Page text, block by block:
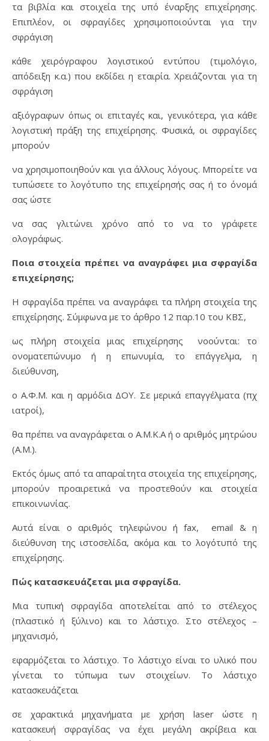
τα βιβλία και στοιχεία της υπό έναρξης επιχείρησης.
Επιπλέον, οι σφραγίδες χρησιμοποιούνται για την
σφράγιση
κάθε χειρόγραφου λογιστικού εντύπου (τιμολόγιο,
απόδειξη κ.α.) που εκδίδει η εταιρία. Χρειάζονται για τη
σφράγιση
αξιόγραφων όπως οι επιταγές και, γενικότερα, για κάθε
λογιστική πράξη της επιχείρησης. Φυσικά, οι σφραγίδες
μπορούν
να χρησιμοποιηθούν και για άλλους λόγους. Μπορείτε να
τυπώσετε το λογότυπο της επιχείρησής σας ή το όνομά
σας ώστε
να σας γλιτώνει χρόνο από το να το γράφετε
ολογράφως.
Ποια στοιχεία πρέπει να αναγράφει μια σφραγίδα
επιχείρησης;
Η σφραγίδα πρέπει να αναγράφει τα πλήρη στοιχεία της
επιχείρησης. Σύμφωνα με το άρθρο 12 παρ.10 του ΚΒΣ,
ως πλήρη στοιχεία μιας επιχείρησης νοούνται: το
ονοματεπώνυμο ή η επωνυμία, το επάγγελμα, η
διεύθυνση,
ο Α.Φ.Μ. και η αρμόδια ΔΟΥ. Σε μερικά επαγγέλματα (πχ
ιατροί),
θα πρέπει να αναγράφεται ο Α.Μ.Κ.Α ή ο αριθμός μητρώου
(Α.Μ.).
Εκτός όμως από τα απαραίτητα στοιχεία της επιχείρησης,
μπορούν προαιρετικά να προστεθούν και στοιχεία
επικοινωνίας.
Αυτά είναι ο αριθμός τηλεφώνου ή fax, email & η
διεύθυνση της ιστοσελίδα, ακόμα και το λογότυπό της
επιχείρησης.
Πώς κατασκευάζεται μια σφραγίδα.
Μια τυπική σφραγίδα αποτελείται από το στέλεχος
(πλαστικό ή ξύλινο) και το λάστιχο. Στο στέλεχος –
μηχανισμό,
εφαρμόζεται το λάστιχο. Το λάστιχο είναι το υλικό που
γίνεται το τύπωμα των στοιχείων. Το λάστιχο
κατασκευάζεται
σε χαρακτικά μηχανήματα με χρήση laser ώστε η
κατασκευή σφραγίδας να έχει μεγάλη ακρίβεια και